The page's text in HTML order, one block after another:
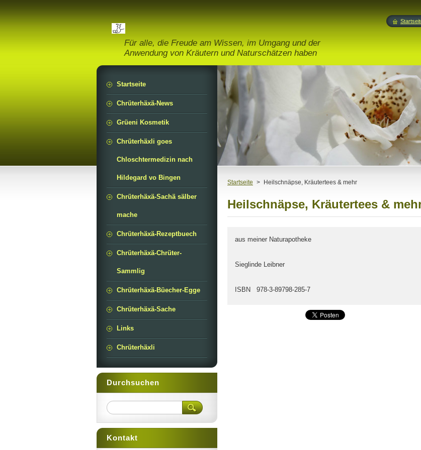
Für alle, die Freude am Wissen, im Umgang und der
Anwendung von Kräutern und Naturschätzen haben
Startseite > Heilschnäpse, Kräutertees & mehr
Heilschnäpse, Kräutertees &
aus meiner Naturapotheke
Sieglinde Leibner
ISBN 978-3-89798-285-7
Startseite
Chrüterhäxä-News
Grüeni Kosmetik
Chrüterhäxli goes
Chloschtermedizin nach
Hildegard vo Bingen
Chrüterhäxä-Sachä sälber
mache
Chrüterhäxä-Rezeptbuech
Chrüterhäxä-Chrüter-
Sammlig
Chrüterhäxä-Büecher-Egge
Chrüterhäxä-Sache
Links
Chrüterhäxli
Durchsuchen
Kontakt